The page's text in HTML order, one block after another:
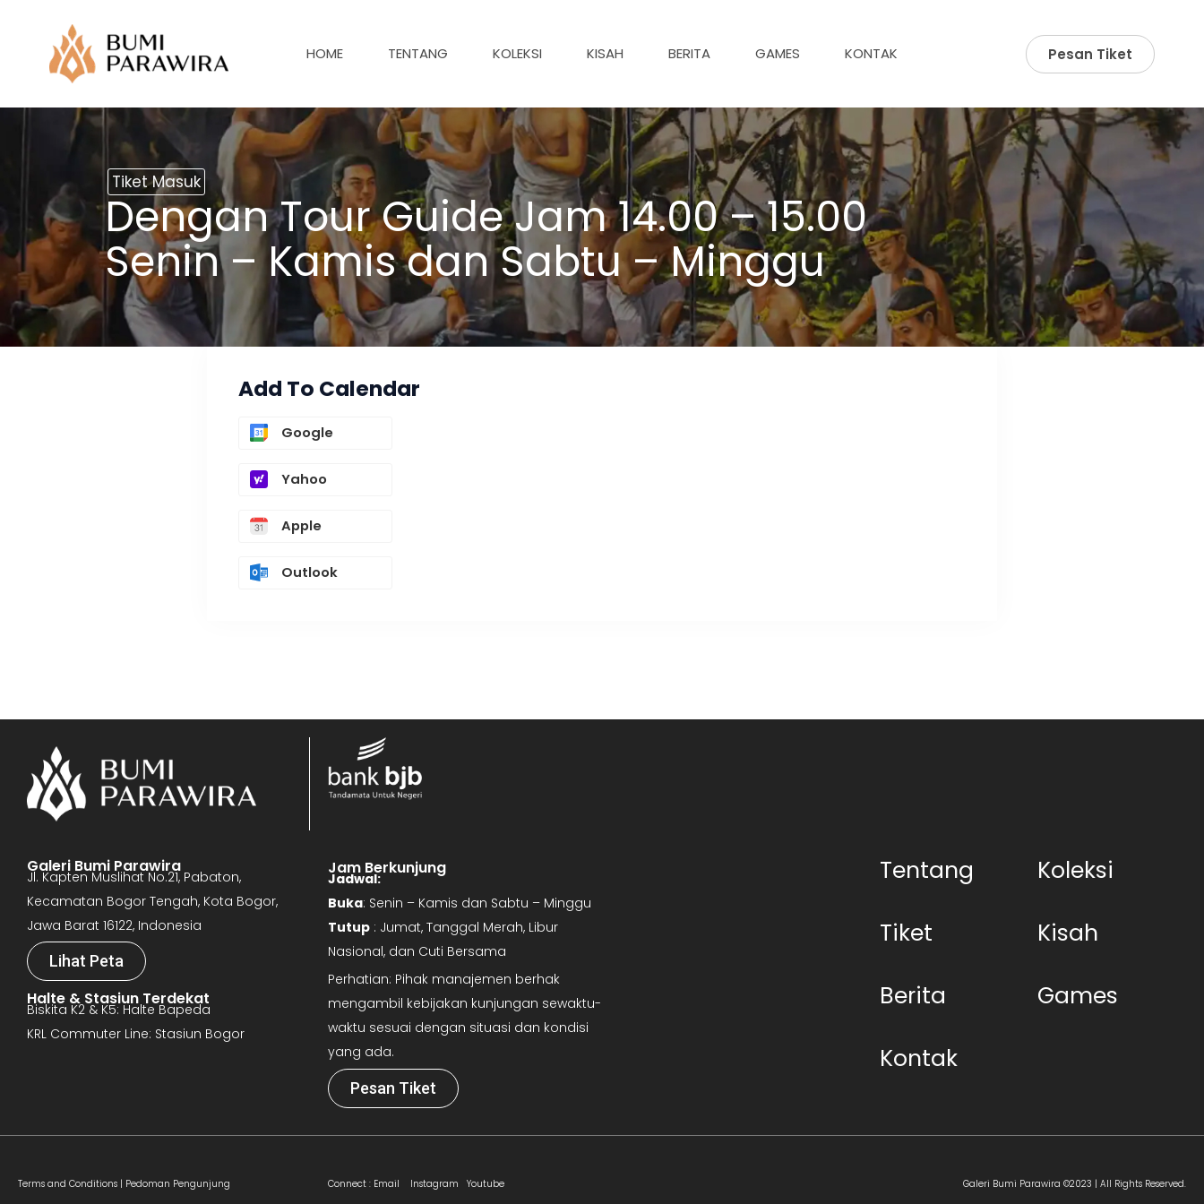
konten
HOME TENTANG KOLEKSI KISAH BERITA GAMES KONTAK Pesan Tiket
Tiket Masuk
Dengan Tour Guide Jam 14.00 – 15.00
Senin – Kamis dan Sabtu – Minggu
Add To Calendar
Google
Yahoo
Apple
Outlook
Galeri Bumi Parawira
Jl. Kapten Muslihat No.21, Pabaton,
Kecamatan Bogor Tengah, Kota Bogor,
Jawa Barat 16122, Indonesia
Lihat Peta
Halte & Stasiun Terdekat
Biskita K2 & K5: Halte Bapeda
KRL Commuter Line: Stasiun Bogor
Jam Berkunjung
Jadwal:
Buka: Senin – Kamis dan Sabtu – Minggu
Tutup : Jumat, Tanggal Merah, Libur
Nasional, dan Cuti Bersama
Perhatian: Pihak manajemen berhak
mengambil kebijakan kunjungan sewaktu-
waktu sesuai dengan situasi dan kondisi
yang ada.
Pesan Tiket
Tentang
Koleksi
Tiket
Kisah
Berita
Games
Kontak
Terms and Conditions | Pedoman Pengunjung Connect : Email Instagram Youtube Galeri Bumi Parawira ©2023 | All Rights Reserved.